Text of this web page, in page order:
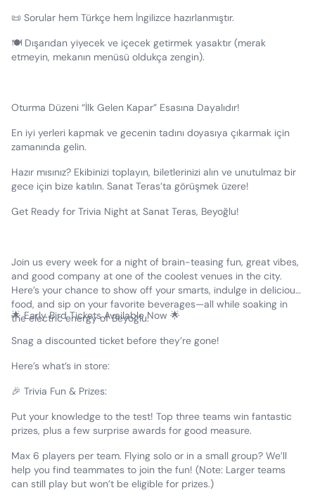
📜 Sorular hem Türkçe hem İngilizce hazırlanmıştır.
🍽 Dışarıdan yiyecek ve içecek getirmek yasaktır (merak
etmeyin, mekanın menüsü oldukça zengin).
Oturma Düzeni “İlk Gelen Kapar” Esasına Dayalıdır!
En iyi yerleri kapmak ve gecenin tadını doyasıya çıkarmak için
zamanında gelin.
Hazır mısınız? Ekibinizi toplayın, biletlerinizi alın ve unutulmaz bir
gece için bize katılın. Sanat Teras’ta görüşmek üzere!
Get Ready for Trivia Night at Sanat Teras, Beyoğlu!
Join us every week for a night of brain-teasing fun, great vibes,
and good company at one of the coolest venues in the city.
Here’s your chance to show off your smarts, indulge in delicious
food, and sip on your favorite beverages—all while soaking in
the electric energy of Beyoğlu.
🌟 Early Bird Tickets Available Now 🌟
Snag a discounted ticket before they’re gone!
Here’s what’s in store:
🎉 Trivia Fun & Prizes:
Put your knowledge to the test! Top three teams win fantastic
prizes, plus a few surprise awards for good measure.
Max 6 players per team. Flying solo or in a small group? We’ll
help you find teammates to join the fun! (Note: Larger teams
can still play but won’t be eligible for prizes.)